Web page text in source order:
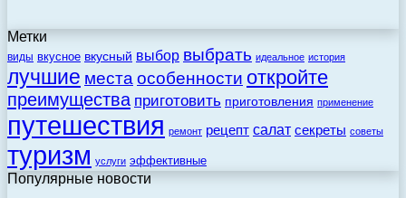
Метки
виды вкусное вкусный выбор выбрать идеальное история
лучшие места особенности откройте
преимущества приготовить приготовления применение
путешествия ремонт рецепт салат секреты советы
туризм услуги эффективные
Популярные новости